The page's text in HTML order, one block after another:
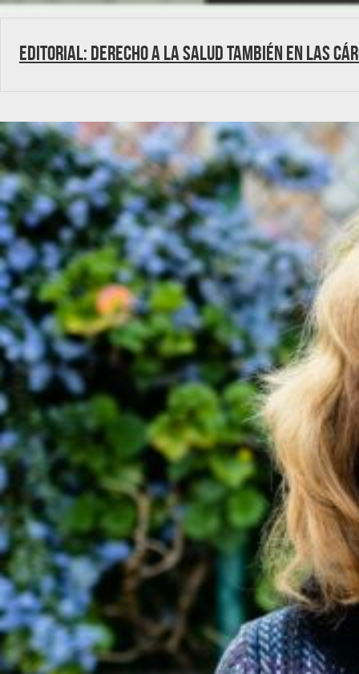
Editorial: Derecho a la salud también en las